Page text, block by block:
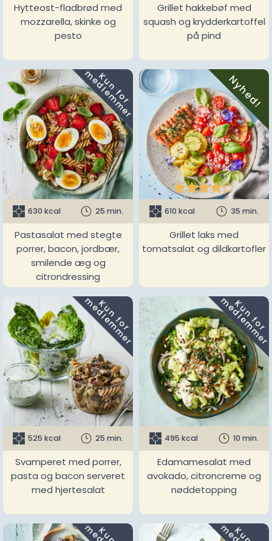
Hytteost-fladbrød med
mozzarella, skinke og
pesto
Grillet hakkebøf med
squash og krydderkartoffel
på pind
K
u
n
f
o
r
m
e
d
l
e
m
m
e
r
630 kcal 25 min.
Pastasalat med stegte
porrer, bacon, jordbær,
smilende æg og
citrondressing
Nyhed!

610 kcal 35 min.
Grillet laks med
tomatsalat og dildkartofler
K
u
n
f
o
r
m
e
d
l
e
m
m
e
r
525 kcal 25 min.
Svamperet med porrer,
pasta og bacon serveret
med hjertesalat
K
u
n
f
o
r
m
e
d
l
e
m
m
e
r
495 kcal 10 min.
Edamamesalat med
avokado, citroncreme og
nøddetopping